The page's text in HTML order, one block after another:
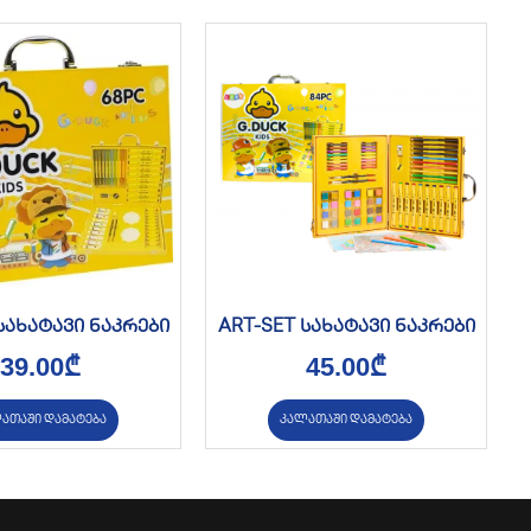
ნაკრები
39.00₾
დამატება
ART-SET სახატავი ნაკრები
45.00₾
კალათაში დამატება